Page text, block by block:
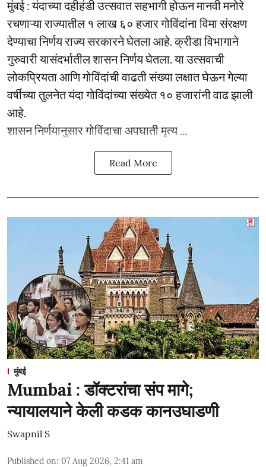
मुंबई : यंदाच्या दहीहंडी उत्सवात सहभागी होऊन मानवी मनोरे
रचणाऱ्या राज्यातील १ लाख ६० हजार गोविंदांना विमा संरक्षण
देण्याचा निर्णय राज्य सरकारने घेतला आहे. क्रीडा विभागाने
गुरुवारी यासंदर्भातील शासन निर्णय घेतला. या उत्सवाची
लोकप्रियता आणि गोविंदांची वाढती संख्या लक्षात घेऊन गेल्या
वर्षीच्या तुलनेत यंदा गोविंदांच्या संख्येत १० हजारांनी वाढ झाली
आहे.
शासन निर्णयानुसार गोविंदाचा अपघाती मृत्य ...
Read More
मुंबई
Mumbai : डॉक्टरांचा संप मागे;
न्यायालयाने केली कडक कानउघाडणी
Swapnil S
Published on: 07 Aug 2026, 2:41 am